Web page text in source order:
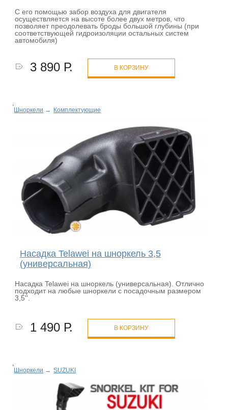
C его помощью забор воздуха для двигателя
осуществляется на высоте более двух метров, что
позволяет преодолевать броды большой глубины (при
соответствующей гидроизоляции остальных систем
автомобиля)
3 890 Р. В КОРЗИНУ
Шноркели → Комплектующие
Насадка Telawei на шноркель 3,5
(универсальная)
Насадка Telawei на шноркель (универсальная). Отлично
подходит на любые шноркели с посадочным размером
3,5''.
1 490 Р. В КОРЗИНУ
Шноркели → SUZUKI